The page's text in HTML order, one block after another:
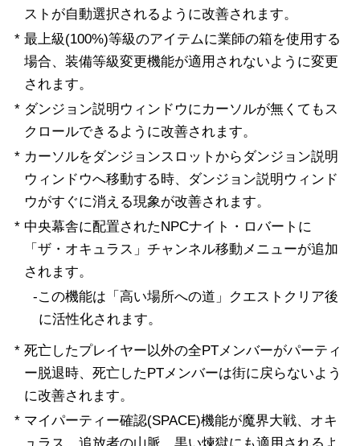
ストが自動選択されるように改善されます。
* 最上級(100%)等級のアイテムに業師の箱を使用する
場合、装備等級変更機能が適用されないように変更
されます。
* ダンジョン説明ウィンドウにカーソルが無くてもス
クロールできるように改善されます。
* カーソルをダンジョンスロットからダンジョン説明
ウィンドウへ移動する時、ダンジョン説明ウィンド
ウがすぐに消える現象が改善されます。
* 中央幕舎に配置されたNPCナイト・ロバートに
「ザ・オキュラス」チャンネル移動メニューが追加
されます。
-この機能は「高い場所への道」クエストクリア後
に活性化されます。
* 死亡したプレイヤー以外の全PTメンバーがパーティ
ー脱退時、死亡したPTメンバーは街に戻らないよう
に改善されます。
* マイパーティー確認(SPACE)機能が魔界大戦、オキ